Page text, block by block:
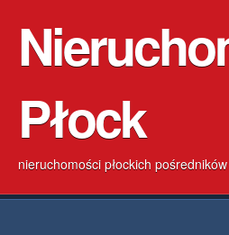
Płock
nieruchomości płockich pośredników